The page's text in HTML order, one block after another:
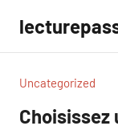
contenu
Uncategorized